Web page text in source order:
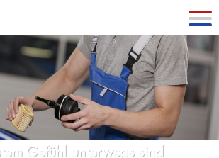
Gefühl unterwegs sind